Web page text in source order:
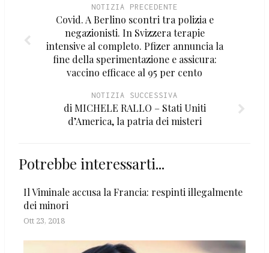
NOTIZIA PRECEDENTE
Covid. A Berlino scontri tra polizia e
negazionisti. In Svizzera terapie
intensive al completo. Pfizer annuncia la
fine della sperimentazione e assicura:
vaccino efficace al 95 per cento
NOTIZIA SUCCESSIVA
di MICHELE RALLO – Stati Uniti
d’America, la patria dei misteri
Potrebbe interessarti...
Il Viminale accusa la Francia: respinti illegalmente
dei minori
Ott 23, 2018